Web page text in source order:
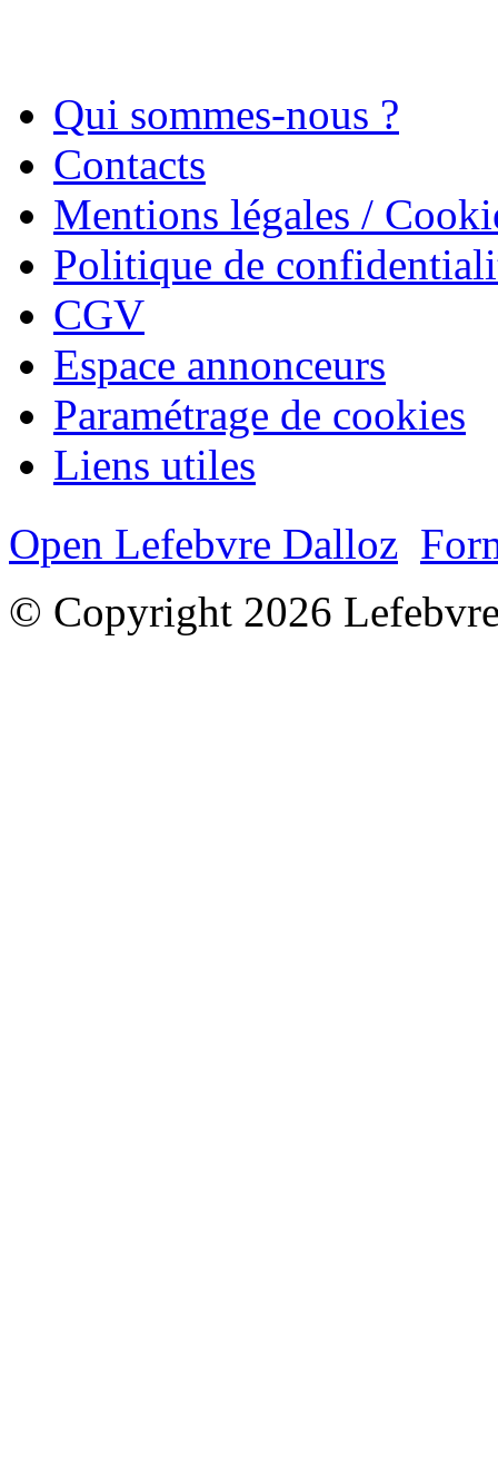
Qui sommes-nous ?
Contacts
Mentions légales /
Politique de
CGV
Espace annonceurs
Paramétrage de cookies
Liens utiles
Open Lefebvre Dalloz
© Copyright 2026